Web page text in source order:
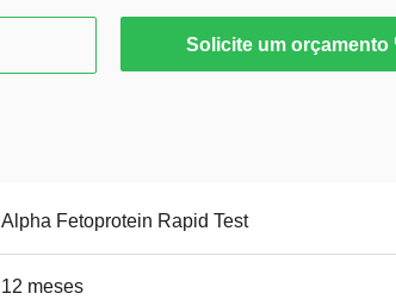
Solicite um orçamento
Alpha Fetoprotein Rapid Test
12 meses